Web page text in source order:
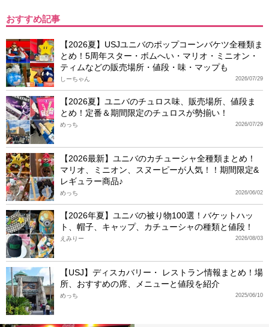
おすすめ記事
【2026夏】USJユニバのポップコーンバケツ全種類ま
とめ！5周年スター・ボムへい・マリオ・ミニオン・
ティムなどの販売場所・値段・味・マップも
2026/07/29
しーちゃん
【2026夏】ユニバのチュロス味、販売場所、値段ま
とめ！定番＆期間限定のチュロスが勢揃い！
2026/07/29
めっち
【2026最新】ユニバのカチューシャ全種類まとめ！
マリオ、ミニオン、スヌーピーが人気！！期間限定&
レギュラー商品♪
2026/06/02
めっち
【2026年夏】ユニバの被り物100選！バケットハッ
ト、帽子、キャップ、カチューシャの種類と値段！
2026/08/03
えみりー
【USJ】ディスカバリー・ レストラン情報まとめ！場
所、おすすめの席、メニューと値段を紹介
2025/06/10
めっち